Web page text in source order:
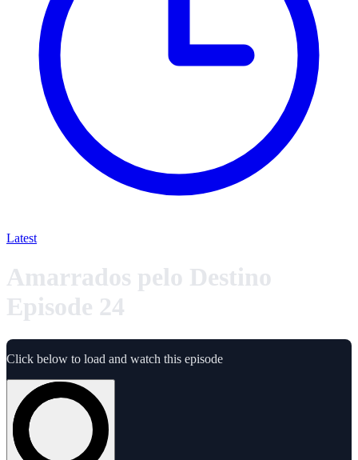
Latest
Amarrados pelo Destino
Episode 24
Click below to load and watch this episode